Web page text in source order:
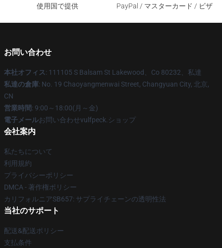
使用国で提供
PayPal / マスターカード / ビザ
お問い合わせ
本社オフィス: 111105 S Balsam St Lakewood、Co 80232、私達
私達の倉庫: No. 19 Chaoyangmenwai Street, Changyuan City, 北京,
CN
営業時間: 9:00～18:00(月～金)
電子メールお問い合わせvulfpeck.ショップ
会社案内
私たちについて
利用規約
プライバシーポリシー
DMCA - 著作権ポリシー
カリフォルニアSB657: サプライチェーンの透明性法
当社のサポート
配送&配送ポリシー
支払条件